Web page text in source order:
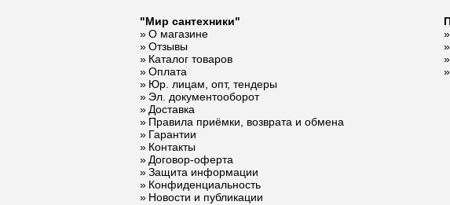
"Мир сантехники"
О магазине
Отзывы
Каталог товаров
Оплата
Юр. лицам, опт, тендеры
Эл. документооборот
Доставка
Правила приёмки, возврата и обмена
Гарантии
Контакты
Договор-оферта
Защита информации
Конфиденциальность
Новости и публикации